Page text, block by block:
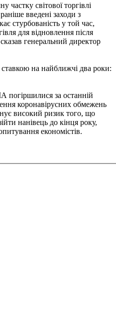
частку світової торгівлі
введені заходи з
стурбованість у той час,
для відновлення після
генеральний директор
на найближчі два роки:
погіршилися за останній
коронавірусних обмежень
високий ризик того, що
нанівець до кінця року,
економістів.